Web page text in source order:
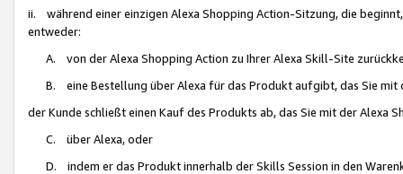
ii. während einer einzigen Alexa Shopping Action-Sitzung, die
entweder:
A. von der Alexa Shopping Action zu Ihrer Alexa Skill-Site
B. eine Bestellung über Alexa für das Produkt aufgibt, das Sie mit
der Kunde schließt einen Kauf des Produkts ab, das Sie mit der Alexa
C. über Alexa, oder
D. indem er das Produkt innerhalb der Skills Session in den